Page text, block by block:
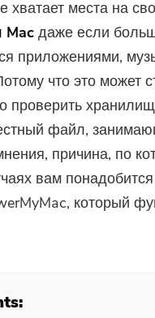
хватает места на
Mac даже если
приложениями,
что это может
проверить
файл,
причина, по
вам
который